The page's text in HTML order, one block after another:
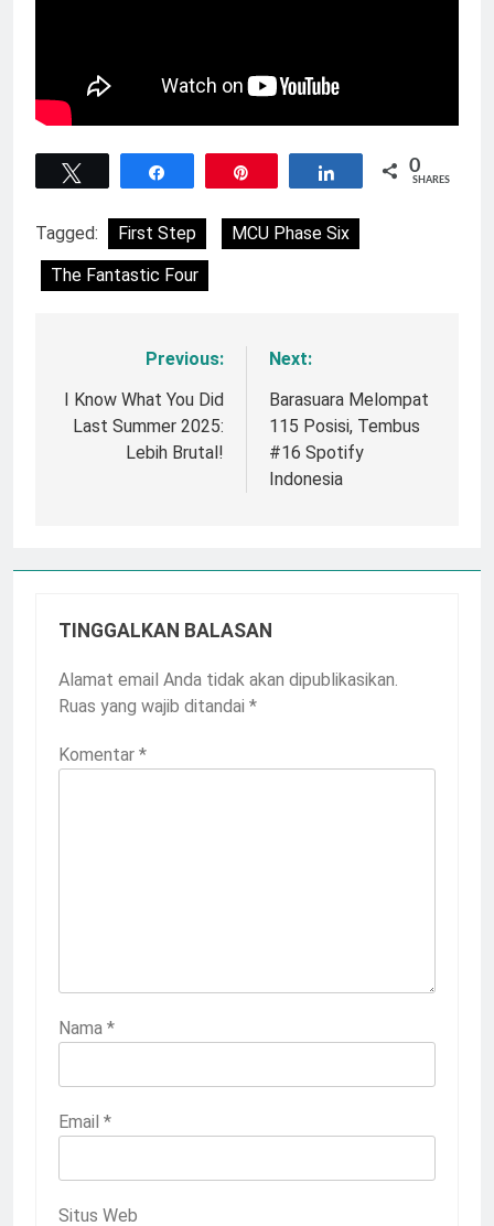
Share 0
SHARES
Tagged: First Step
MCU Phase Six
The Fantastic Four
Navigasi
pos
Previous:
I Know What You Did
Last Summer 2025:
Lebih Brutal!
Next:
Barasuara Melompat
115 Posisi, Tembus
#16 Spotify
Indonesia
TINGGALKAN BALASAN
Alamat email Anda tidak akan dipublikasikan.
Ruas yang wajib ditandai *
Komentar *
Nama *
Email *
Situs Web